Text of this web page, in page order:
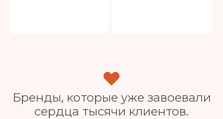
Бренды, которые уже завоевали
сердца тысячи клиентов.